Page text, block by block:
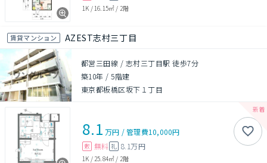
1K / 16.15㎡ / 2階
賃貸マンション AZEST志村三丁目
都営三田線 / 志村三丁目駅 徒歩7分
築10年 /5階建
東京都板橋区坂下１丁目
8.1 万円 /管理費10,000円
敷 無料 礼 8.1万円
1K / 25.84㎡ / 2階